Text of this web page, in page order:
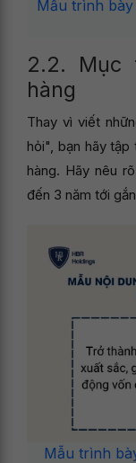
Mẫu trình
2.2. Mục
hàng
Thay vì viết
hỏi", bạn hãy tập
hàng. Hãy nêu
đến 3 năm tới
Mẫu trình